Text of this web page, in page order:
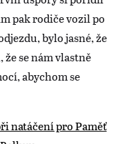
pak rodiče vozil po
bylo jasné, že
se nám vlastně
abychom se